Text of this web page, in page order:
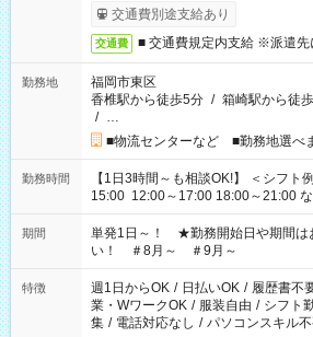
交通費別途支給あり
交通費 ■ 交通費規定内支給 ※派遣先
勤務地
福岡市東区
香椎駅から徒歩5分 / 箱崎駅から徒
/ …
■物流センターなど ■勤務地選べ
勤務時間
【1日3時間～も相談OK!】 ＜シフト例＞ 9:00～12:00 10:00～
15:00 12:00～17:00 18:00～21:00 など こちら以外の時間
お気軽にご相談ください！
期間
単発1日～！ ★勤務開始日や期間は
い！ ＃8月～ ＃9月～
特徴 週1日からOK / 日払いOK / 履歴書不
業・WワークOK / 服装自由 / シフト
集 / 電話対応なし / パソコンスキル